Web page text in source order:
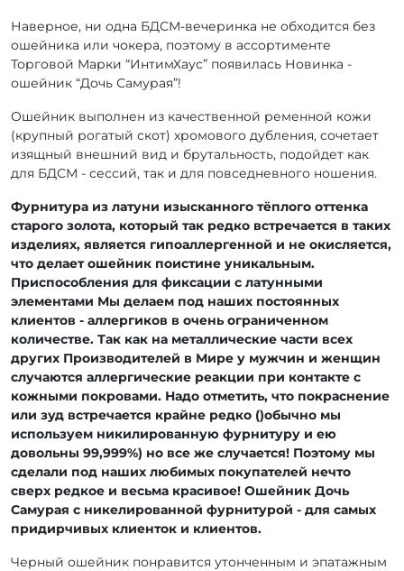
Наверное, ни одна БДСМ-вечеринка не обходится без
ошейника или чокера, поэтому в ассортименте
Торговой Марки “ИнтимХаус” появилась Новинка -
ошейник “Дочь Самурая”!
Ошейник выполнен из качественной ременной кожи
(крупный рогатый скот) хромового дубления, сочетает
изящный внешний вид и брутальность, подойдет как
для БДСМ - сессий, так и для повседневного ношения.
Фурнитура из латуни изысканного тёплого оттенка
старого золота, который так редко встречается в таких
изделиях, является гипоаллергенной и не окисляется,
что делает ошейник поистине уникальным.
Приспособления для фиксации с латунными
элементами Мы делаем под наших постоянных
клиентов - аллергиков в очень ограниченном
количестве. Так как на металлические части всех
других Производителей в Мире у мужчин и женщин
случаются аллергические реакции при контакте с
кожными покровами. Надо отметить, что покраснение
или зуд встречается крайне редко ()обычно мы
используем никилированную фурнитуру и ею
довольны 99,999%) но все же случается! Поэтому мы
сделали под наших любимых покупателей нечто
сверх редкое и весьма красивое! Ошейник Дочь
Самурая с никелированной фурнитурой - для самых
придирчивых клиенток и клиентов.
Черный ошейник понравится утонченным и эпатажным